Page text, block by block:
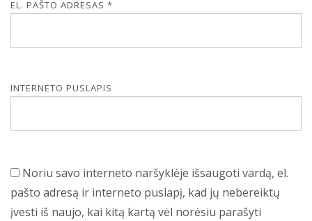
EL. PAŠTO ADRESAS *
INTERNETO PUSLAPIS
Noriu savo interneto naršyklėje išsaugoti vardą, el.
pašto adresą ir interneto puslapį, kad jų nebereiktų
įvesti iš naujo, kai kitą kartą vėl norėsiu parašyti